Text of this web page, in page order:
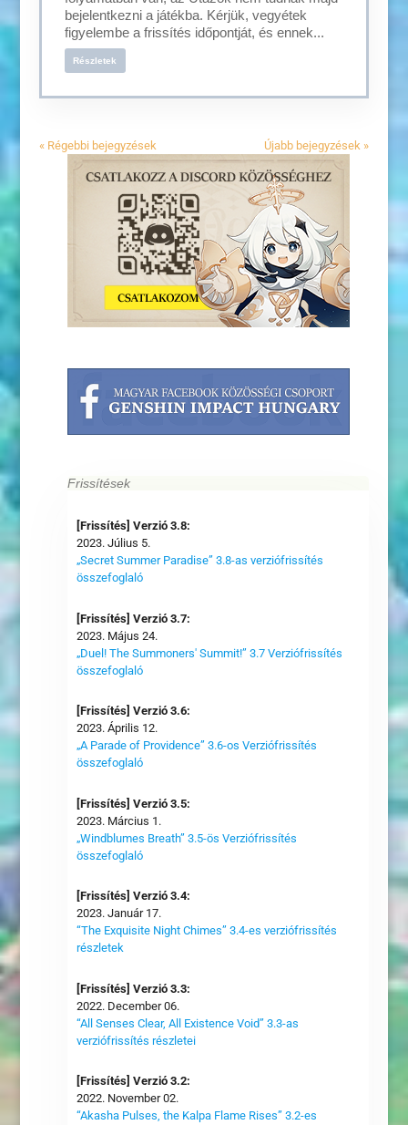
bejelentkezni a játékba. Kérjük, vegyétek
figyelembe a frissítés időpontját, és ennek...
Részletek
« Régebbi bejegyzések Újabb bejegyzések »
Frissítések
[Frissítés] Verzió 3.8:
2023. Július 5.
„Secret Summer Paradise” 3.8-as verziófrissítés
összefoglaló
[Frissítés] Verzió 3.7:
2023. Május 24.
„Duel! The Summoners' Summit!” 3.7 Verziófrissítés
összefoglaló
[Frissítés] Verzió 3.6:
2023. Április 12.
„A Parade of Providence” 3.6-os Verziófrissítés
összefoglaló
[Frissítés] Verzió 3.5:
2023. Március 1.
„Windblumes Breath” 3.5-ös Verziófrissítés
összefoglaló
[Frissítés] Verzió 3.4:
2023. Január 17.
“The Exquisite Night Chimes” 3.4-es verziófrissítés
részletek
[Frissítés] Verzió 3.3:
2022. December 06.
“All Senses Clear, All Existence Void” 3.3-as
verziófrissítés részletei
[Frissítés] Verzió 3.2:
2022. November 02.
“Akasha Pulses, the Kalpa Flame Rises” 3.2-es